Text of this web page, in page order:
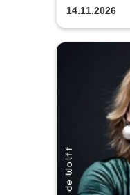
Fredenberg
14.11.2026